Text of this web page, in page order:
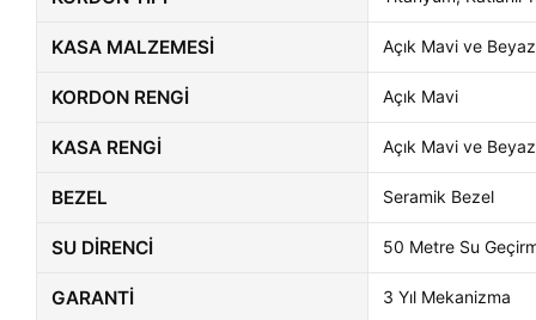
KASA MALZEMESI Açık Mavi ve
KORDON RENGI Açık Mavi
KASA RENGI Açık Mavi ve
BEZEL Seramik Bezel
SU DIRENCI 50 Metre Su
GARANTI 3 Yıl Mekanizma